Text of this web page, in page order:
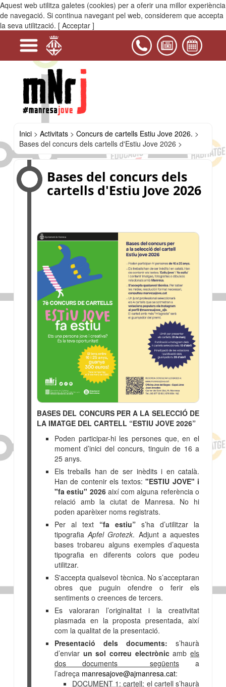
Aquest web utilitza galetes (cookies) per a oferir una millor experiència
de navegació. Si continua navegant pel web, considerem que accepta
la seva utilització. [ Acceptar ]
MENÚ
Serveis
+
Projectes
+
Activitats
-
Activitats
Espai
Joan
Amades
OJB
+
Estiu
Jove
+
Activitats
Casal
Joves
La
Kampana
+
Concurs
de
Estiu
Jove
2026.
-
Bases
del
concurs
dels
cartells
d'Estiu
Jove
Equipaments
+
PIJ
Casals
Bages
+
Contacta'ns
+
Inici> Activitats> Concurs de cartells Estiu Jove 2026. >
Bases del concurs dels cartells d'Estiu Jove 2026 >
Bases del concurs dels
cartells d'Estiu Jove 2026
BASES DEL CONCURS PER A LA SELECCIÓ DE
LA IMATGE DEL CARTELL “ESTIU JOVE 2026”
Poden participar-hi les persones que, en el
moment d’inici del concurs, tinguin de 16 a
25 anys.
Els treballs han de ser inèdits i en català.
Han de contenir els textos:"ESTIU JOVE" i
"fa estiu" 2026 així com alguna referència o
relació amb la ciutat de Manresa. No hi
poden aparèixer noms registrats.
Per al text“fa estiu” s’ha d’utilitzar la
tipografiaApfel Grotezk. Adjunt a aquestes
basestrobareu alguns exemples d’aquesta
tipografia en diferents colors que podeu
utilitzar.
S'accepta qualsevol tècnica. No s’acceptaran
obres que puguin ofendre o ferir els
sentiments o creences de tercers.
Es valoraran l’originalitat i la creativitat
plasmada en la proposta presentada, així
com la qualitat de la presentació.
Presentació dels documents: s’haurà
d’enviar un sol correu electrònicambels
dos documents següents a
l’adreça manresajove@ajmanresa.cat:
DOCUMENT 1: cartell: el cartell s’haurà